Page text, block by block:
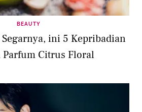
BEAUTY
ini 5 Kepribadian
Parfum Citrus Floral